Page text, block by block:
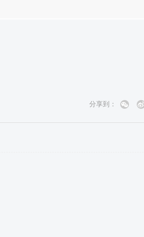
分享到：